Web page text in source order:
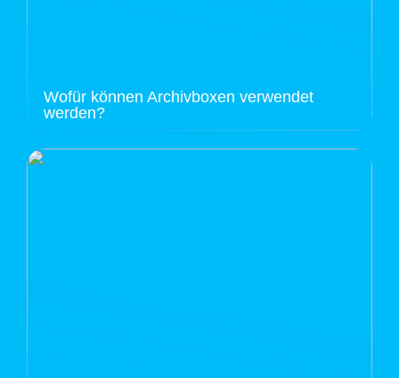
Wofür können Archivboxen verwendet
werden?